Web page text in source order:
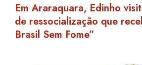
Em Araraquara, Edinho
de ressocialização que
Brasil Sem Fome”